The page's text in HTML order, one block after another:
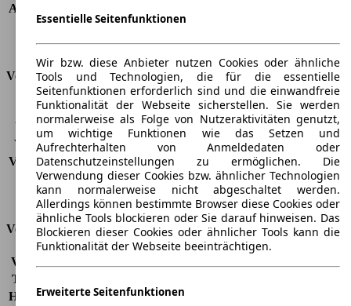
Anhängelast (ungebremst)
Anhängelast (gebremst)
2300 kg
Kofferraumvolumen
-
Verbrauch
CO2 Emissionen*
143 g/km (komb.)
Verbrauch (Stadt)
6,2 l/100km
Verbrauch (Land)
5,0 l/100km
Verbrauch (komb.)* 5,4 l/100km
Schadstoffklasse
EU6d-Temp
Tankinhalt
69 l
Versicherungsklassen
Vollkasko
Teilkasko
Haftpflicht -
Essentielle Seitenfunktionen
Wir bzw. diese Anbieter nutzen Cookies oder ähnliche
Tools und Technologien, die für die essentielle
Seitenfunktionen erforderlich sind und die einwandfreie
Funktionalität der Webseite sicherstellen. Sie werden
normalerweise als Folge von Nutzeraktivitäten genutzt,
um wichtige Funktionen wie das Setzen und
Aufrechterhalten von Anmeldedaten oder
Datenschutzeinstellungen zu ermöglichen. Die
Verwendung dieser Cookies bzw. ähnlicher Technologien
kann normalerweise nicht abgeschaltet werden.
Allerdings können bestimmte Browser diese Cookies oder
ähnliche Tools blockieren oder Sie darauf hinweisen. Das
Blockieren dieser Cookies oder ähnlicher Tools kann die
Funktionalität der Webseite beeinträchtigen.
Erweiterte Seitenfunktionen